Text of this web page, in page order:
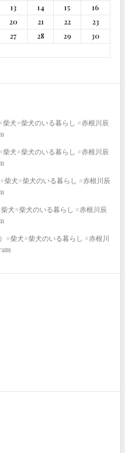
13 14 15
16
20 21 22
23
27 28 29
30
柴犬#柴犬のいる暮らし #赤根川辰
柴犬#柴犬のいる暮らし #赤根川辰
柴犬#柴犬のいる暮らし #赤根川辰
犬#柴犬のいる暮らし #赤根川辰
#柴犬#柴犬のいる暮らし #赤根川